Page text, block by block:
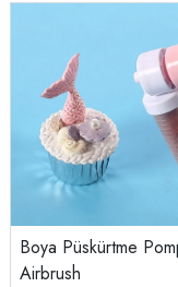
Boya Püskürtme
Airbrush